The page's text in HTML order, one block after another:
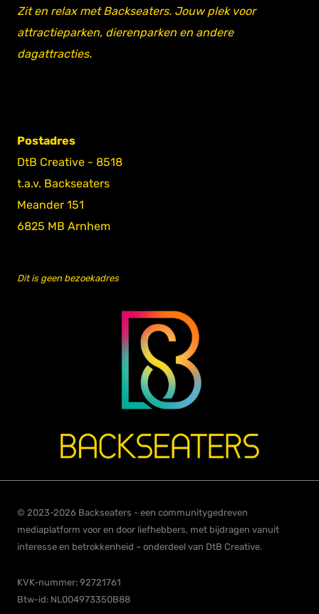
Zit en relax met Backseaters. Jouw plek voor
attractieparken, dierenparken en andere
dagattracties.
Postadres
DtB Creative - 8518
t.a.v. Backseaters
Meander 151
6825 MB Arnhem
Dit is geen bezoekadres
© 2023-2026 Backseaters - een communitygedreven
mediaplatform voor en door liefhebbers, met bijdragen vanuit
interesse en betrokkenheid – onderdeel van DtB Creative.
KVK-nummer: 92721761
Btw-id: NL004973350B88